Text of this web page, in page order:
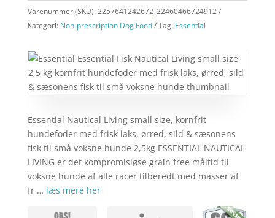
Varenummer (SKU):2257641242672_22460466724912
Kategori: Non-prescription Dog Food Tag: Essential
Essential Nautical Living small size, kornfrit
hundefoder med frisk laks, ørred, sild & sæsonens
fisk til små voksne hunde 2,5kg ESSENTIAL NAUTICAL
LIVING er det kompromisløse grain free måltid til
voksne hunde af alle racer tilberedt med masser af
fr … læs mere her